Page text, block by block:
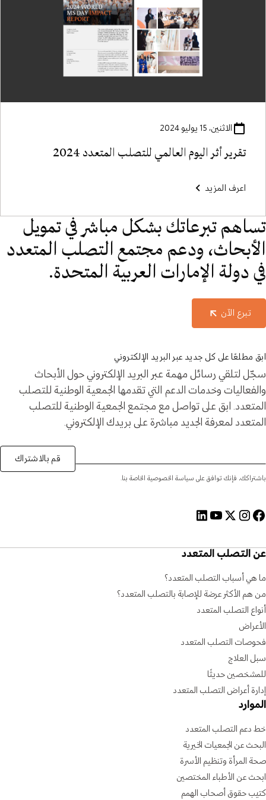
الاثنين، 15 يوليو 2024
تقرير أثر اليوم العالمي للتصلب المتعدد 2024
اعرف المزيد
تساهم تبرعاتك بشكل مباشر في تمويل
الأبحاث، ودعم مجتمع التصلب المتعدد
في دولة الإمارات العربية المتحدة.
تبرع الآن
ابق مطلعًا على كل جديد عبر البريد الإلكتروني
سجّل لتلقي رسائل مهمة عبر البريد الإلكتروني حول الأبحاث
والفعاليات وخدمات الدعم التي تقدمها الجمعية الوطنية للتصلب
المتعدد. ابق على تواصل مع مجتمع الجمعية الوطنية للتصلب
المتعدد لمعرفة الجديد مباشرة على بريدك الإلكتروني.
باشتراكك، فإنك توافق على سياسة الخصوصية الخاصة بنا.
قم بالاشتراك
عن التصلب المتعدد
ما هي أسباب التصلب المتعدد؟
من هم الأكثر عرضة للإصابة بالتصلب المتعدد؟
أنواع التصلب المتعدد
الأعراض
فحوصات التصلب المتعدد
سبل العلاج
للمشخصين حديثًا
إدارة أعراض التصلب المتعدد
الموارد
خط دعم التصلب المتعدد
البحث عن الجمعيات الخيرية
صحة المرأة وتنظيم الأسرة
ابحث عن الأطباء المختصين
كتيب حقوق أصحاب الهمم